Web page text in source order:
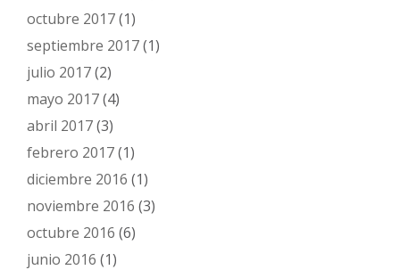
octubre 2017(1)
septiembre 2017(1)
julio 2017(2)
mayo 2017(4)
abril 2017(3)
febrero 2017(1)
diciembre 2016 (1)
noviembre 2016 (3)
octubre 2016 (6)
junio 2016 (1)